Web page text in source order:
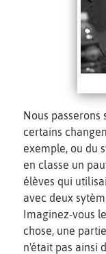
Nous
certains
exemple, ou du
en classe un
élèves qui
avec deux
Imaginez-vous
chose, une
n'était pas ainsi